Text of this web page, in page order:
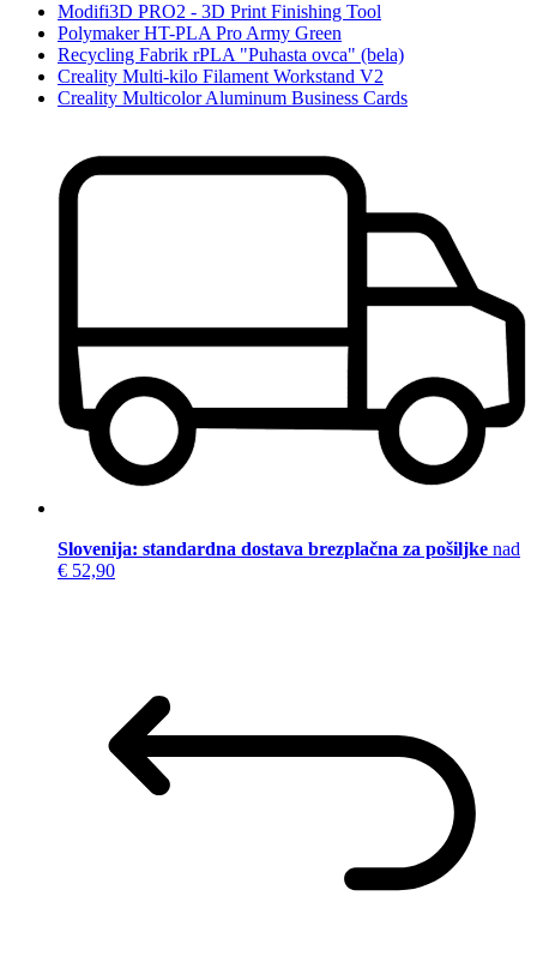
Modifi3D PRO2 - 3D Print Finishing Tool
Polymaker HT-PLA Pro Army Green
Recycling Fabrik rPLA "Puhasta ovca" (bela)
Creality Multi-kilo Filament Workstand V2
Creality Multicolor Aluminum Business Cards
Slovenija: standardna dostava brezplačna za pošiljke nad
€ 52,90